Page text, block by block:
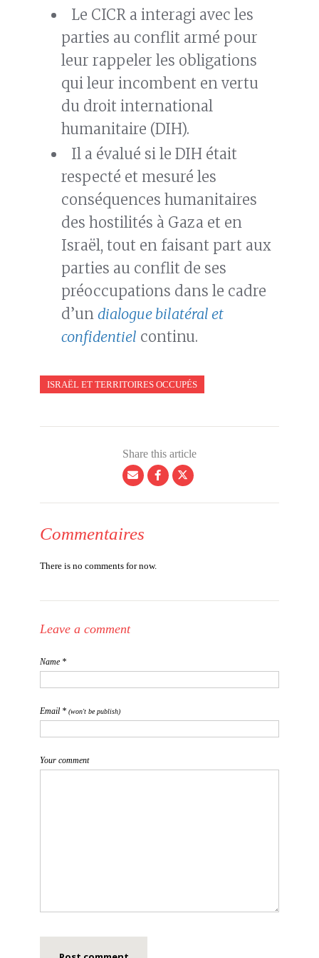
Le CICR a interagi avec les
parties au conflit armé pour
leur rappeler les obligations
qui leur incombent en vertu
du droit international
humanitaire (DIH).
Il a évalué si le DIH était
respecté et mesuré les
conséquences humanitaires
des hostilités à Gaza et en
Israël, tout en faisant part aux
parties au conflit de ses
préoccupations dans le cadre
d’un dialogue bilatéral et
confidentiel continu.
ISRAËL ET TERRITOIRES OCCUPÉS
Share this article
Commentaires
There is no comments for now.
Leave a comment
Name *
Email * (won't be publish)
Your comment